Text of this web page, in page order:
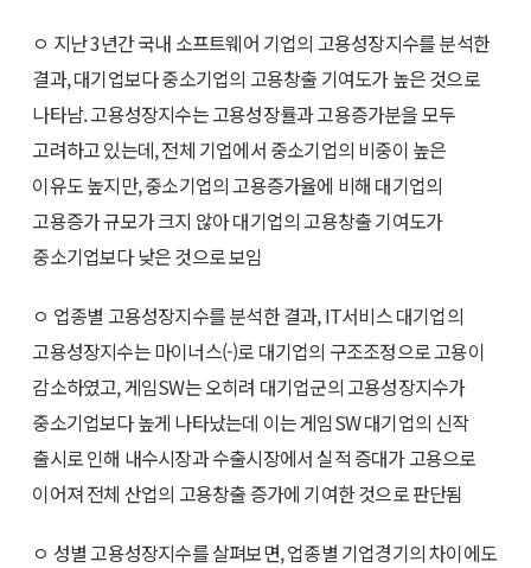
ㅇ 지난 3년간 국내 소프트웨어 기업의 고용성장지수를 분석한
결과, 대기업보다 중소기업의 고용창출 기여도가 높은 것으로
나타남. 고용성장지수는 고용성장률과 고용증가분을 모두
고려하고 있는데, 전체 기업에서 중소기업의 비중이 높은
이유도 높지만, 중소기업의 고용증가율에 비해 대기업의
고용증가 규모가 크지 않아 대기업의 고용창출 기여도가
중소기업보다 낮은 것으로 보임
ㅇ 업종별 고용성장지수를 분석한 결과, IT서비스 대기업의
고용성장지수는 마이너스(-)로 대기업의 구조조정으로 고용이
감소하였고, 게임SW는 오히려 대기업군의 고용성장지수가
중소기업보다 높게 나타났는데 이는 게임SW 대기업의 신작
출시로 인해 내수시장과 수출시장에서 실적 증대가 고용으로
이어져 전체 산업의 고용창출 증가에 기여한 것으로 판단됨
ㅇ 성별 고용성장지수를 살펴보면, 업종별 기업경기의 차이에도